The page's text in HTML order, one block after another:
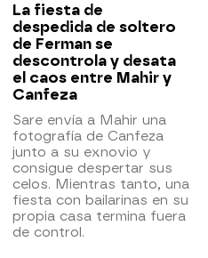
La fiesta de
despedida de soltero
de Ferman se
descontrola y desata
el caos entre Mahir y
Canfeza
Sare envía a Mahir una
fotografía de Canfeza
junto a su exnovio y
consigue despertar sus
celos. Mientras tanto, una
fiesta con bailarinas en su
propia casa termina fuera
de control.